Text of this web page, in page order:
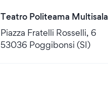
Teatro Politeama Multisala
Piazza Fratelli Rosselli, 6
53036 Poggibonsi (SI)